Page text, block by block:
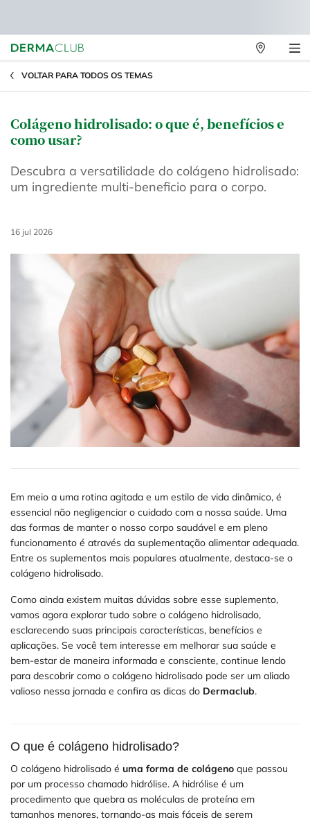
Lojas
VOLTAR PARA TODOS OS TEMAS
Colágeno hidrolisado: o que é, benefícios e
como usar?
Descubra a versatilidade do colágeno hidrolisado:
um ingrediente multi-beneficio para o corpo.
Creation Date:
16 jul 2026
Update Date:
Em meio a uma rotina agitada e um estilo de vida dinâmico, é
essencial não negligenciar o cuidado com a nossa saúde. Uma
das formas de manter o nosso corpo saudável e em pleno
funcionamento é através da suplementação alimentar adequada.
Entre os suplementos mais populares atualmente, destaca-se o
colágeno hidrolisado.
Como ainda existem muitas dúvidas sobre esse suplemento,
vamos agora explorar tudo sobre o colágeno hidrolisado,
esclarecendo suas principais características, benefícios e
aplicações. Se você tem interesse em melhorar sua saúde e
bem-estar de maneira informada e consciente, continue lendo
para descobrir como o colágeno hidrolisado pode ser um aliado
valioso nessa jornada e confira as dicas do Dermaclub.
O que é colágeno hidrolisado?
O colágeno hidrolisado é uma forma de colágeno que passou
por um processo chamado hidrólise. A hidrólise é um
procedimento que quebra as moléculas de proteína em
tamanhos menores, tornando-as mais fáceis de serem